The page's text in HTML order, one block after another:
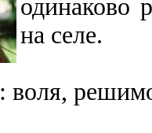
одинаково
на селе.
: воля,